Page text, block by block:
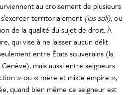
au croisement de plusieurs
territorialement (ius soli), ou
de la qualité du sujet de droit. À
qui vise à ne laisser aucun délit
entre États souverains (la
mais aussi entre seigneurs
» ou « mère et mixte empire »,
quand bien même ce seigneur est